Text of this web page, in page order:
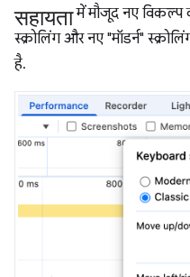
सहायतामें मौजूद नए विकल्प
स्क्रोलिंग और नए "मॉडर्न"
है.